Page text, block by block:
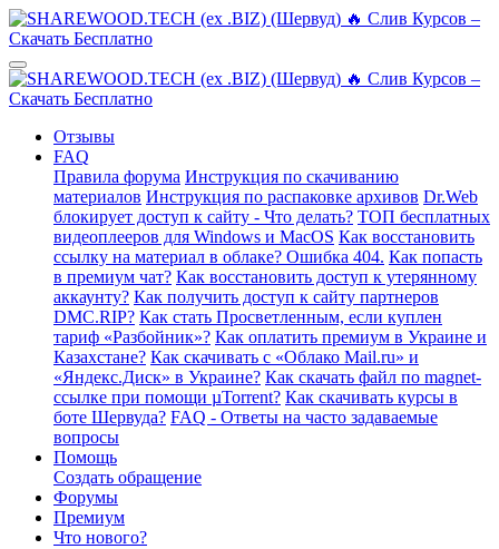
Отзывы
FAQ
Правила форума Инструкция по скачиванию
материалов Инструкция по распаковке архивов Dr.Web
блокирует доступ к сайту - Что делать? ТОП бесплатных
видеоплееров для Windows и MacOS Как восстановить
ссылку на материал в облаке? Ошибка 404. Как попасть
в премиум чат? Как восстановить доступ к утерянному
аккаунту? Как получить доступ к сайту партнеров
DMC.RIP? Как стать Просветленным, если куплен
тариф «Разбойник»? Как оплатить премиум в Украине и
Казахстане? Как скачивать с «Облако Mail.ru» и
«Яндекс.Диск» в Украине? Как скачать файл по magnet-
ссылке при помощи µTorrent? Как скачивать курсы в
боте Шервуда? FAQ - Ответы на часто задаваемые
вопросы
Помощь
Создать обращение
Форумы
Премиум
Что нового?